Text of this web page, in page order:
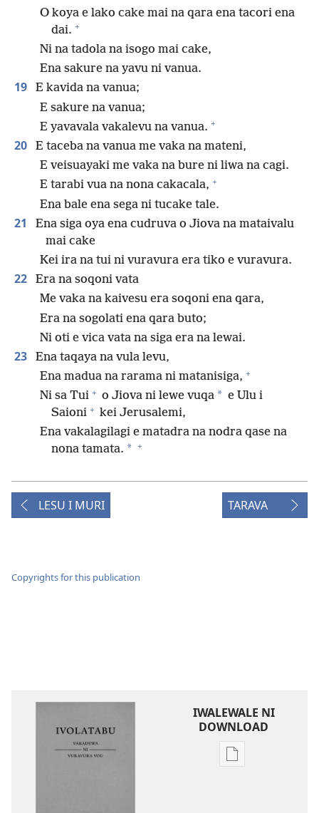
O koya e lako cake mai na qara ena tacori ena
dai. +
Ni na tadola na isogo mai cake,
Ena sakure na yavu ni vanua.
19
E kavida na vanua;
E sakure na vanua;
E yavavala vakalevu na vanua. +
20
E taceba na vanua me vaka na mateni,
E veisuayaki me vaka na bure ni liwa na cagi.
E tarabi vua na nona cakacala, +
Ena bale ena sega ni tucake tale.
21
Ena siga oya ena cudruva o Jiova na mataivalu
mai cake
Kei ira na tui ni vuravura era tiko e vuravura.
22
Era na soqoni vata
Me vaka na kaivesu era soqoni ena qara,
Era na sogolati ena qara buto;
Ni oti e vica vata na siga era na lewai.
23
Ena taqaya na vula levu,
Ena madua na rarama ni matanisiga, +
Ni sa Tui + o Jiova ni lewe vuqa * e Ulu i
Saioni + kei Jerusalemi,
Ena vakalagilagi e matadra na nodra qase na
nona tamata. * +
LESU I MURI TARAVA
Copyrights for this publication
IWALEWALE NI
DOWNLOAD
Sala